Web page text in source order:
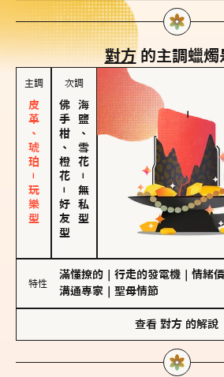
對方的主調蠟燭
主調
皮革、琥珀－玩樂型
次調
佛手柑、橙花
－
好友型
海鹽、雪花
－
無私型
特性
滿懂撩的 行走的發電機 情緒
溝通專家
聖母情節
查看 對方 的解說